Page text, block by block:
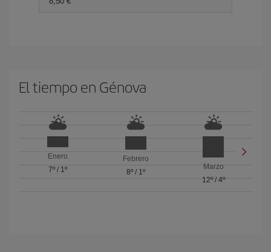
El tiempo en Génova
Enero
7º/ 1º
Febrero
8º/ 1º
Marzo
12º/ 4º